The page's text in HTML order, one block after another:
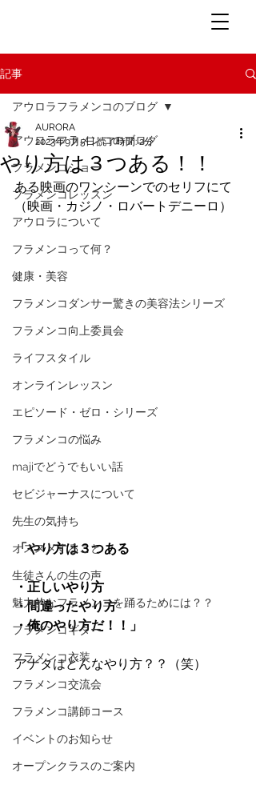
記事
アウロラフラメンコのブログ
フラメンコショー
フラメンコレッスン
アウロラについて
フラメンコって何？
健康・美容
フラメンコダンサー驚きの美容法シリーズ
フラメンコ向上委員会
ライフスタイル
オンラインレッスン
エピソード・ゼロ・シリーズ
フラメンコの悩み
majiでどうでもいい話
セビジャーナスについて
先生の気持ち
オススメすること
生徒さんの生の声
魅力的なフラメンコを踊るためには？？
フラメンコギター
フラメンコ衣装
フラメンコ交流会
フラメンコ講師コース
イベントのお知らせ
オープンクラスのご案内
アウロラフラメンコのブログ
やり方は３つある！！
AURORA
2023年9月5日読了時間: 2分
ある映画のワンシーンでのセリフにて
（映画・カジノ・ロバートデニーロ）
「やり方は３つある
・正しいやり方
・間違ったやり方
・俺のやり方だ！！」
アナタはどんなやり方？？（笑）